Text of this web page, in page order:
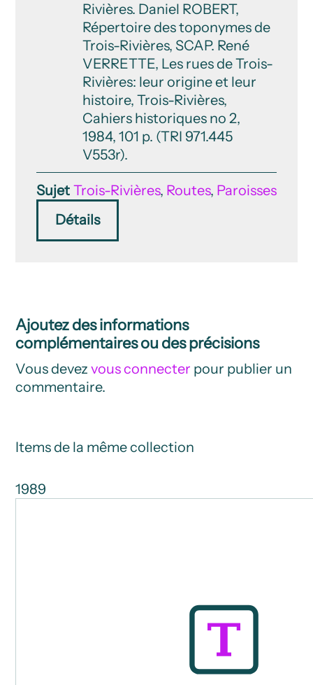
Rivières. Daniel ROBERT,
Répertoire des toponymes de
Trois-Rivières, SCAP. René
VERRETTE, Les rues de Trois-
Rivières: leur origine et leur
histoire, Trois-Rivières,
Cahiers historiques no 2,
1984, 101 p. (TRI 971.445
V553r).
Sujet Trois-Rivières, Routes, Paroisses
Détails
Ajoutez des informations
complémentaires ou des précisions
Vous devezvous connecter pour publier un
commentaire.
Items de la même collection
1989